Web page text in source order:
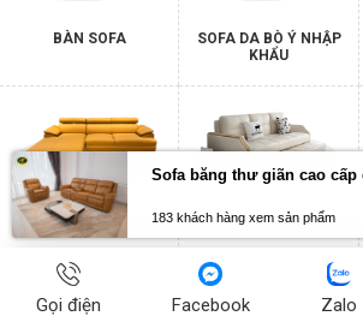
BÀN SOFA
SOFA DA BÒ Ý NHẬP
KHẨU
SOFA DA SOFA GIƯỜNG
Gọi điện Facebook Zalo
183 khách hàng xem sản phẩm